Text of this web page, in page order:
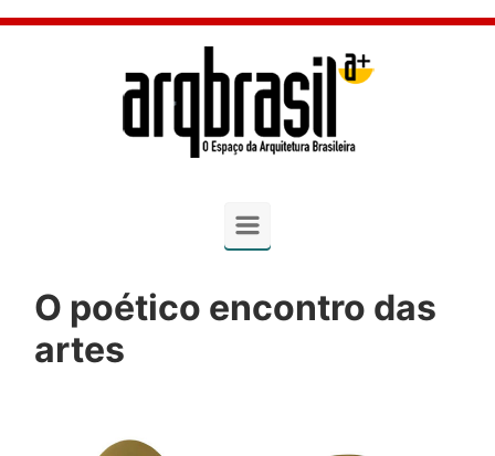
Skip to main content
O poético encontro das
artes